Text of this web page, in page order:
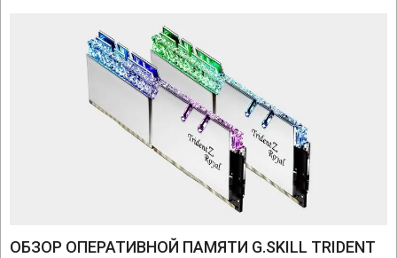
ОБЗОР ОПЕРАТИВНОЙ ПАМЯТИ G.SKILL TRIDENT